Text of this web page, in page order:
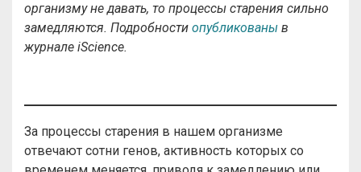
организму не давать, то процессы старения сильно
замедляются. Подробности опубликованы в
журнале iScience.
За процессы старения в нашем организме
отвечают сотни генов, активность которых со